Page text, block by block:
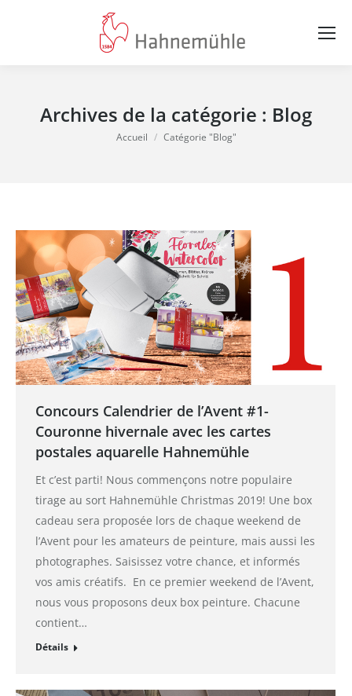
Archives de la catégorie : Blog
Vous êtes ici :
Accueil Catégorie "Blog"
Concours Calendrier de l’Avent #1-
Couronne hivernale avec les cartes
postales aquarelle Hahnemühle
Et c’est parti! Nous commençons notre populaire
tirage au sort Hahnemühle Christmas 2019! Une box
cadeau sera proposée lors de chaque weekend de
l’Avent pour les amateurs de peinture, mais aussi les
photographes. Saisissez votre chance, et informés
vos amis créatifs. En ce premier weekend de l’Avent,
nous vous proposons deux box peinture. Chacune
contient…
Détails